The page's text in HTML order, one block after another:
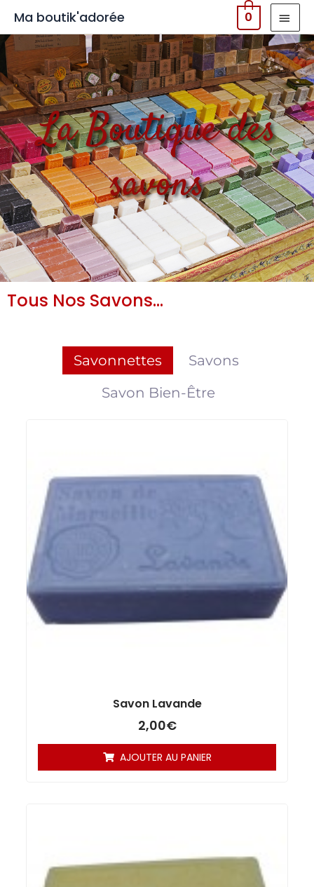
Ma boutik'adorée 0
La Boutique des
savons
Tous Nos Savons...
Savonnettes
Savons
Savon Bien-Être
Savon Lavande
2,00€
AJOUTER AU PANIER